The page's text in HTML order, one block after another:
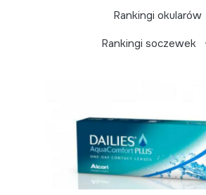
Rankingi okularów
Rankingi soczewek
torycznych